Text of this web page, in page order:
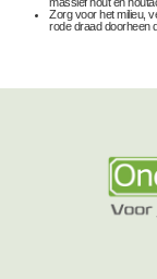
Zorg voor het milieu,
rode draad doorheen